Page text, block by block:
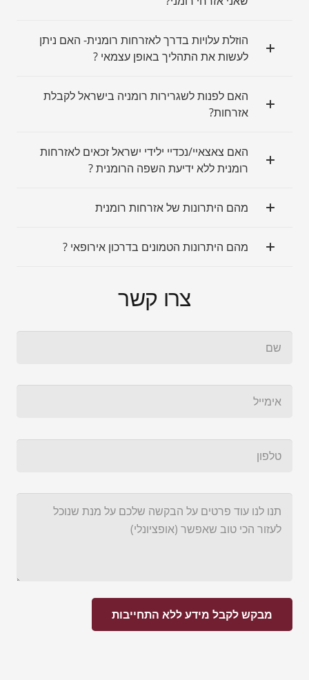
הוזלת עלויות בדרך לאזרחות רומנית- האם ניתן
לעשות את התהליך באופן עצמאי ?
האם לפנות לשגרירות רומניה בישראל לקבלת
אזרחות?
האם צאצאיי/נכדיי ילידי ישראל זכאים לאזרחות
רומנית ללא ידיעת השפה הרומנית ?
מהם היתרונות של אזרחות רומנית
מהם היתרונות הטמונים בדרכון אירופאי ?
צרו קשר​